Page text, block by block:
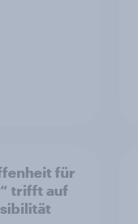
für
trifft auf